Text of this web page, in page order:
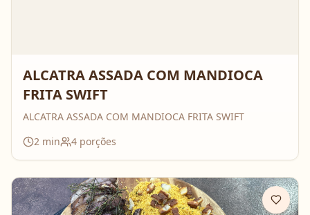
ALCATRA ASSADA COM MANDIOCA
FRITA SWIFT
ALCATRA ASSADA COM MANDIOCA FRITA SWIFT
2 min 4 porções